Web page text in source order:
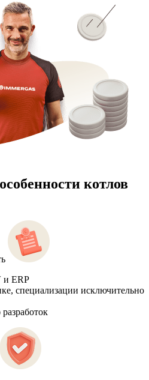
котлов
и ERP
специализации исключительно